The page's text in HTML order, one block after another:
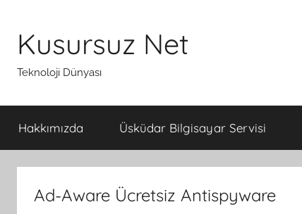
Kusursuz Net
Teknoloji Dünyası
Hakkımızda Üsküdar Bilgisayar Servisi
Ad-Aware Ücretsiz Antispyware